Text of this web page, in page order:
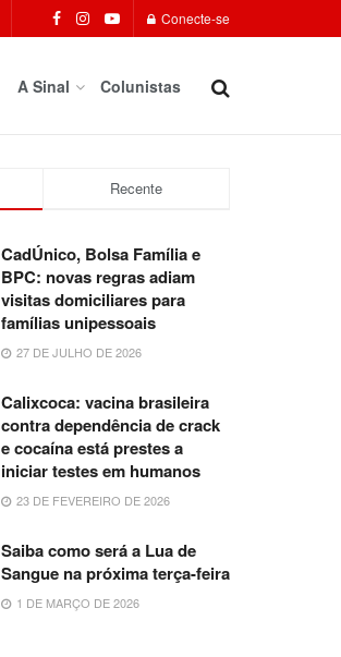
Conecte-se
A Sinal Colunistas
Recente
CadÚnico, Bolsa Família e
BPC: novas regras adiam
visitas domiciliares para
famílias unipessoais
27 DE JULHO DE 2026
Calixcoca: vacina brasileira
contra dependência de crack
e cocaína está prestes a
iniciar testes em humanos
23 DE FEVEREIRO DE 2026
Saiba como será a Lua de
Sangue na próxima terça-feira
1 DE MARÇO DE 2026